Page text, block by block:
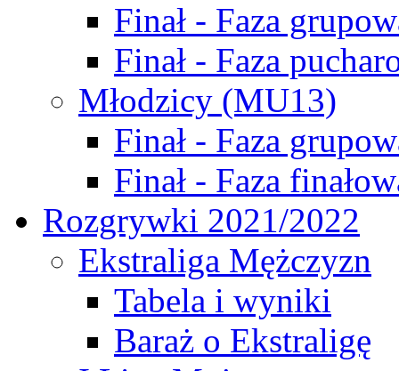
Finał - Faza
Finał - Faza
Młodzicy (MU13)
Finał - Faza
Finał - Faza
Rozgrywki 2021/2022
Ekstraliga Mężczyzn
Tabela i wyniki
Baraż o Ekstraligę